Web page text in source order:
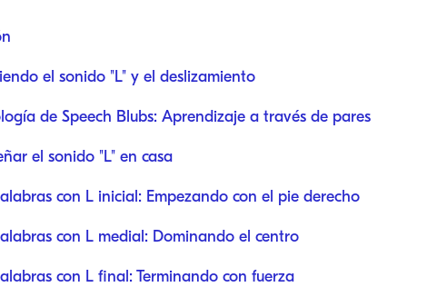
el sonido "L" y el deslizamiento
de Speech Blubs: Aprendizaje a través de pares
el sonido "L" en casa
con L inicial: Empezando con el pie derecho
con L medial: Dominando el centro
con L final: Terminando con fuerza